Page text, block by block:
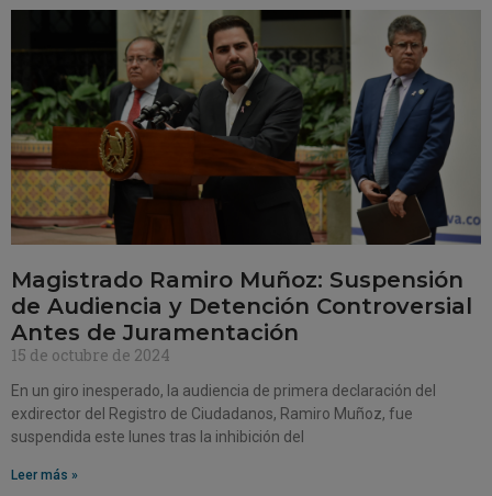
Magistrado Ramiro Muñoz: Suspensión
de Audiencia y Detención Controversial
Antes de Juramentación
15 de octubre de 2024
En un giro inesperado, la audiencia de primera declaración del
exdirector del Registro de Ciudadanos, Ramiro Muñoz, fue
suspendida este lunes tras la inhibición del
Leer más »